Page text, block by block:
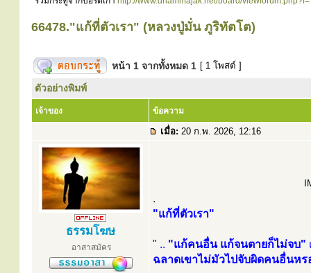
66478."แก้ที่ตัวเรา" (หลวงปู่มั่น ภูริทัตโต)
หน้า 1 จากทั้งหมด 1 [ 1 โพสต์ ]
ตัวอย่างพิมพ์
เจ้าของ ข้อความ
เมื่อ: 20 ก.พ. 2026, 12:16
ธรรมโฆษ
อาสาสมัคร
.
"แก้ที่ตัวเรา"
" .. "แก้คนอื่น แก้จนตายก็ไม่จบ"
ฉลาดเขาไม่มัวไปจับผิดคนอื่นหร